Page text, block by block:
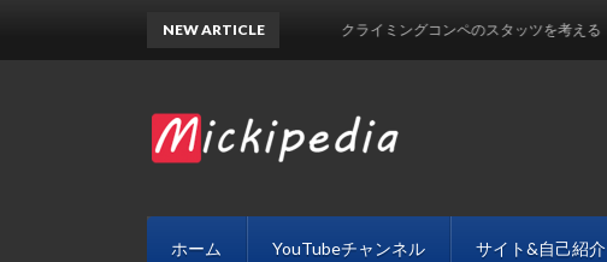
ホーム YouTubeチャンネル サイト&自己紹介
NEW ARTICLE クライミングコンペのスタッツを考える